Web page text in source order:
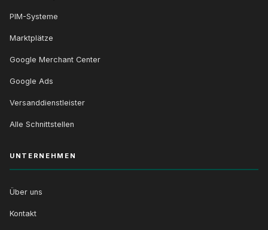
PIM-Systeme
Marktplätze
Google Merchant Center
Google Ads
Versanddienstleister
Alle Schnittstellen
UNTERNEHMEN
Über uns
Kontakt